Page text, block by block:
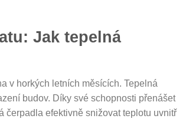
Jak tepelná
v horkých letních měsících. Tepelná
budov. Díky své schopnosti přenášet
čerpadla efektivně snižovat teplotu uvnitř